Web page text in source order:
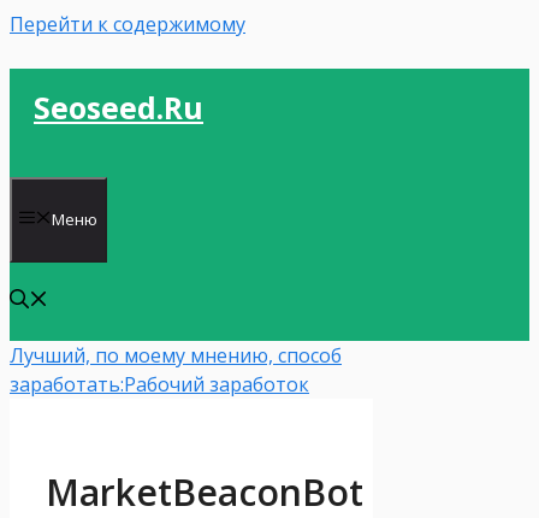
Перейти к содержимому
Seoseed.ru
Меню
Лучший, по моему мнению, способ
заработать:Рабочий заработок
MarketBeaconBot